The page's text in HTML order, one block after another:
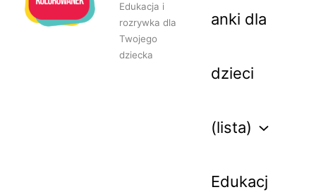
Edukacja i
rozrywka dla
Twojego
dziecka
anki dla
dzieci
(lista)
Edukacj